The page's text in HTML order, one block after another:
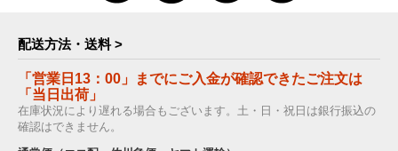
配送方法・送料 >
「営業日13：00」までにご入金が確認できたご注文は
「当日出荷」
在庫状況により遅れる場合もございます。土・日・祝日は銀行振込の
確認はできません。